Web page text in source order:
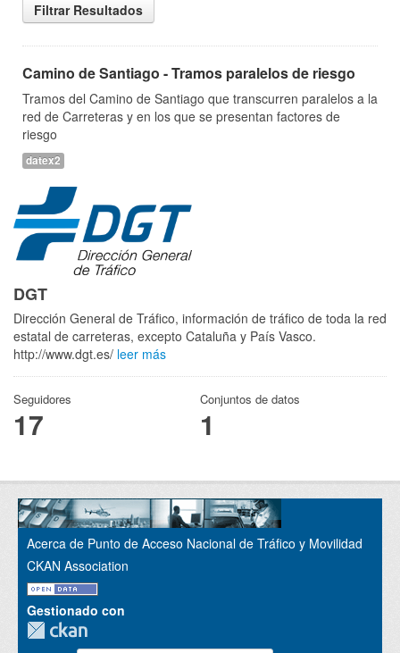
Filtrar Resultados
Camino de Santiago - Tramos paralelos de riesgo
Tramos del Camino de Santiago que transcurren paralelos a la
red de Carreteras y en los que se presentan factores de
riesgo
datex2
DGT
Dirección General de Tráfico, información de tráfico de toda la red
estatal de carreteras, excepto Cataluña y País Vasco.
http://www.dgt.es/ leer más
Seguidores
17
Conjuntos de datos
1
Acerca de Punto de Acceso Nacional de Tráfico y Movilidad
CKAN Association
Gestionado con